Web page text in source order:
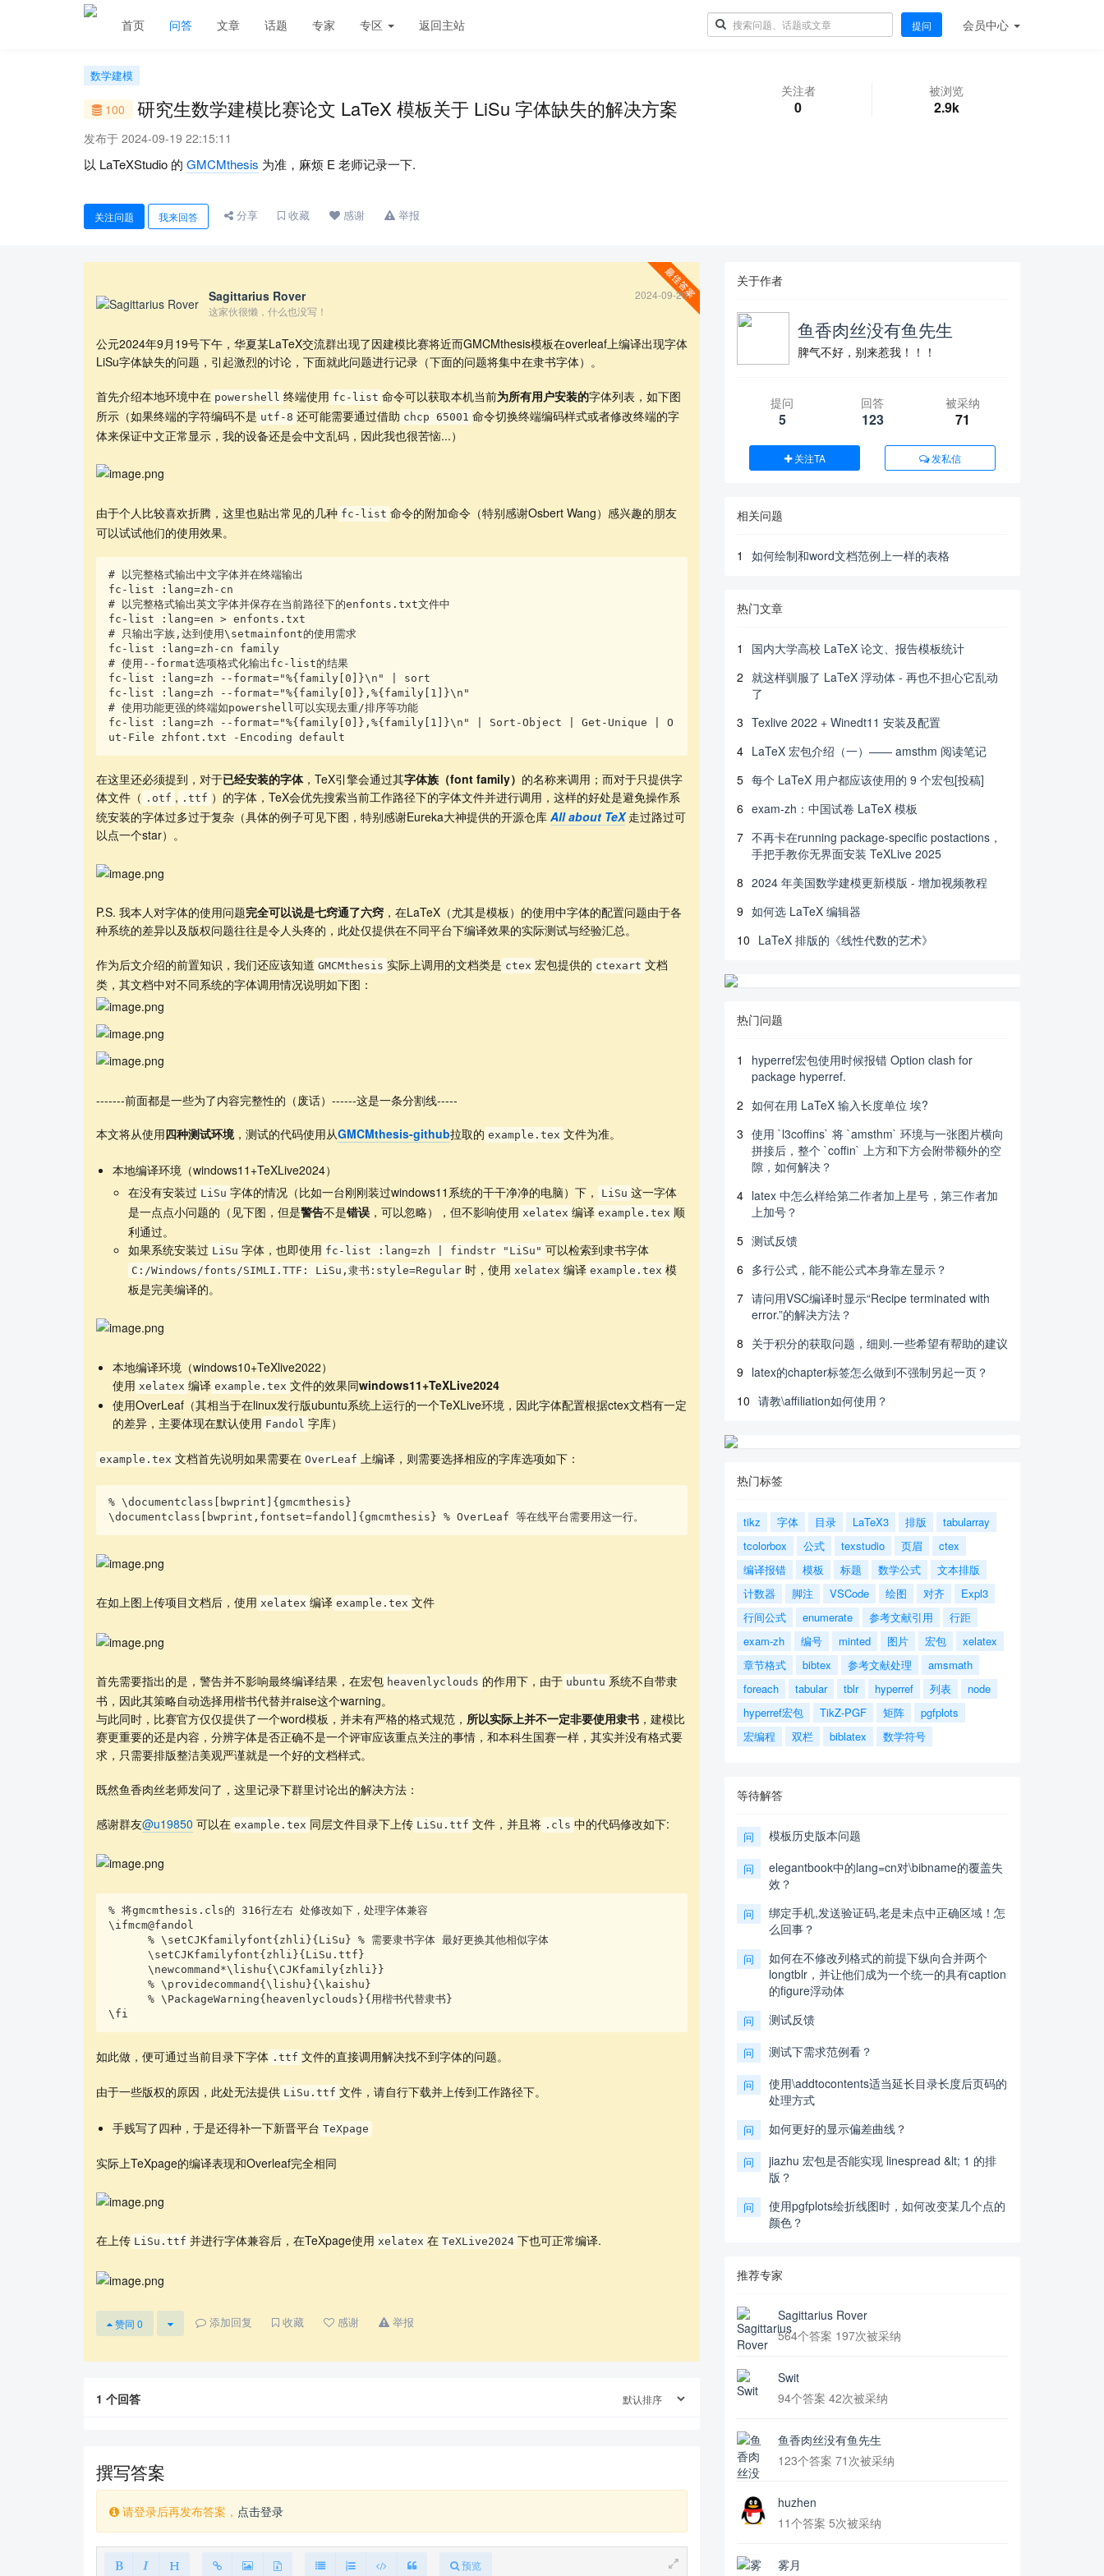
首页 问答 文章 话题 专家 专区 返回主站 提问 会员中心
数学建模
100 研究生数学建模比赛论文 LaTeX 模板关于 LiSu 字体缺失的解决方案
发布于 2024-09-19 22:15:11
以 LaTeXStudio 的 GMCMthesis 为准，麻烦 E 老师记录一下.
查看更多
关注者
0
被浏览
2.9k
关注问题 我来回答 分享 收藏 感谢 举报
Sagittarius Rover
2024-09-20
这家伙很懒，什么也没写！
公元2024年9月19号下午，华夏某LaTeX交流群出现了因建模比赛将近而GMCMthesis模板在overleaf上编译出现字体
LiSu字体缺失的问题，引起激烈的讨论，下面就此问题进行记录（下面的问题将集中在隶书字体）。
首先介绍本地环境中在 powershell 终端使用 fc-list 命令可以获取本机当前为所有用户安装的字体列表，如下图
所示（如果终端的字符编码不是 utf-8 还可能需要通过借助 chcp 65001 命令切换终端编码样式或者修改终端的字
体来保证中文正常显示，我的设备还是会中文乱码，因此我也很苦恼...）
由于个人比较喜欢折腾，这里也贴出常见的几种 fc-list 命令的附加命令（特别感谢Osbert Wang）感兴趣的朋友
可以试试他们的使用效果。
# 以完整格式输出中文字体并在终端输出
fc-list :lang=zh-cn
# 以完整格式输出英文字体并保存在当前路径下的enfonts.txt文件中
fc-list :lang=en > enfonts.txt
# 只输出字族,达到使用\setmainfont的使用需求
fc-list :lang=zh-cn family
# 使用--format选项格式化输出fc-list的结果
fc-list :lang=zh --format="%{family[0]}\n" | sort
fc-list :lang=zh --format="%{family[0]},%{family[1]}\n"
# 使用功能更强的终端如powershell可以实现去重/排序等功能
fc-list :lang=zh --format="%{family[0]},%{family[1]}\n" | Sort-Object | Get-Unique | O
ut-File zhfont.txt -Encoding default
在这里还必须提到，对于已经安装的字体，TeX引擎会通过其字体族（font family） 的名称来调用；而对于只提供字
体文件（ .otf , .ttf ）的字体，TeX会优先搜索当前工作路径下的字体文件并进行调用，这样的好处是避免操作系
统安装的字体过多过于复杂（具体的例子可见下图，特别感谢Eureka大神提供的开源仓库 All about TeX走过路过可
以点一个star）。
P.S. 我本人对字体的使用问题完全可以说是七窍通了六窍 ，在LaTeX（尤其是模板）的使用中字体的配置问题由于各
种系统的差异以及版权问题往往是令人头疼的，此处仅提供在不同平台下编译效果的实际测试与经验汇总。
作为后文介绍的前置知识，我们还应该知道 GMCMthesis 实际上调用的文档类是 ctex 宏包提供的 ctexart 文档
类，其文档中对不同系统的字体调用情况说明如下图：
-------前面都是一些为了内容完整性的（废话）------这是一条分割线-----
本文将从使用四种测试环境，测试的代码使用从GMCMthesis-github拉取的 example.tex 文件为准。
本地编译环境（windows11+TeXLive2024）
在没有安装过 LiSu 字体的情况（比如一台刚刚装过windows11系统的干干净净的电脑）下， LiSu 这一字体
是一点点小问题的（见下图，但是警告不是错误 ，可以忽略），但不影响使用 xelatex 编译 example.tex 顺
利通过。
如果系统安装过 LiSu 字体，也即使用 fc-list :lang=zh | findstr "LiSu" 可以检索到隶书字体
C:/Windows/fonts/SIMLI.TTF: LiSu,隶书:style=Regular 时，使用 xelatex 编译 example.tex 模
板是完美编译的。
本地编译环境（windows10+TeXlive2022）
使用 xelatex 编译 example.tex 文件的效果同windows11+TeXLive2024
使用OverLeaf（其相当于在linux发行版ubuntu系统上运行的一个TeXLive环境，因此字体配置根据ctex文档有一定
的差异，主要体现在默认使用 Fandol 字库）
example.tex 文档首先说明如果需要在 OverLeaf 上编译，则需要选择相应的字库选项如下：
% \documentclass[bwprint]{gmcmthesis}
\documentclass[bwprint,fontset=fandol]{gmcmthesis} % OverLeaf 等在线平台需要用这一行。
在如上图上传项目文档后，使用 xelatex 编译 example.tex 文件
首先需要指出的是，警告并不影响最终编译结果，在宏包 heavenlyclouds 的作用下，由于 ubuntu 系统不自带隶
书，因此其策略自动选择用楷书代替并raise这个warning。
与此同时，比赛官方仅仅提供了一个word模板，并未有严格的格式规范， 所以实际上并不一定非要使用隶书 ，建模比
赛更重要的还是内容，分辨字体是否正确不是一个评审应该重点关注的事情，和本科生国赛一样，其实并没有格式要
求，只需要排版整洁美观严谨就是一个好的文档样式。
既然鱼香肉丝老师发问了，这里记录下群里讨论出的解决方法：
感谢群友@u19850 可以在 example.tex 同层文件目录下上传 LiSu.ttf 文件，并且将 .cls 中的代码修改如下:
% 将gmcmthesis.cls的 316行左右 处修改如下，处理字体兼容
\ifmcm@fandol
      % \setCJKfamilyfont{zhli}{LiSu} % 需要隶书字体 最好更换其他相似字体
      \setCJKfamilyfont{zhli}{LiSu.ttf}
      \newcommand*\lishu{\CJKfamily{zhli}}
      % \providecommand{\lishu}{\kaishu}
      % \PackageWarning{heavenlyclouds}{用楷书代替隶书}
\fi
如此做，便可通过当前目录下字体 .ttf 文件的直接调用解决找不到字体的问题。
由于一些版权的原因，此处无法提供 LiSu.ttf 文件，请自行下载并上传到工作路径下。
手贱写了四种，于是还得补一下新晋平台 TeXpage
实际上TeXpage的编译表现和Overleaf完全相同
在上传 LiSu.ttf 并进行字体兼容后，在TeXpage使用 xelatex 在 TeXLive2024 下也可正常编译.
赞同 0 添加回复 收藏 感谢 举报
1 个回答
撰写答案
请登录后再发布答案， 点击登录
预览
关于作者
鱼香肉丝没有鱼先生
脾气不好，别来惹我！！！
提问
5
回答
123
被采纳
71
关注TA 发私信
相关问题
1 如何绘制和word文档范例上一样的表格
热门文章
1
国内大学高校 LaTeX 论文、报告模板统计
2 就这样驯服了 LaTeX 浮动体 - 再也不担心它乱动
了
3 Texlive 2022 + Winedt11 安装及配置
4 LaTeX 宏包介绍（一）—— amsthm 阅读笔记
5 每个 LaTeX 用户都应该使用的 9 个宏包[投稿]
6 exam-zh：中国试卷 LaTeX 模板
7 不再卡在running package-specific postactions，
手把手教你无界面安装 TeXLive 2025
8 2024 年美国数学建模更新模版 - 增加视频教程
9 如何选 LaTeX 编辑器
10 LaTeX 排版的《线性代数的艺术》
热门问题
1
hyperref宏包使用时候报错 Option clash for
package hyperref.
2 如何在用 LaTeX 输入长度单位 埃?
3 使用 `l3coffins` 将 `amsthm` 环境与一张图片横向
拼接后，整个 `coffin` 上方和下方会附带额外的空
隙，如何解决？
4 latex 中怎么样给第二作者加上星号，第三作者加
上加号？
5 测试反馈
6 多行公式，能不能公式本身靠左显示？
7 请问用VSC编译时显示“Recipe terminated with
error.”的解决方法？
8 关于积分的获取问题，细则.一些希望有帮助的建议
9 latex的chapter标签怎么做到不强制另起一页？
10 请教\affiliation如何使用？
热门标签
tikz 字体 目录 LaTeX3 排版
tabularray
tcolorbox
公式 texstudio 页眉
ctex
编译报错
模板 标题 数学公式
文本排版
计数器
脚注 VSCode 绘图 对齐
Expl3
行间公式
enumerate 参考文献引用
行距
exam-zh
编号 minted 图片 宏包
xelatex
章节格式
bibtex 参考文献处理
amsmath
foreach
tabular tblr hyperref 列表
node
hyperref宏包
TikZ-PGF 矩阵
pgfplots
宏编程
双栏 biblatex 数学符号
等待解答
问 模板历史版本问题
问
elegantbook中的lang=cn对\bibname的覆盖失
效？
问
绑定手机,发送验证码,老是未点中正确区域！怎
么回事？
问
如何在不修改列格式的前提下纵向合并两个
longtblr，并让他们成为一个统一的具有caption
的figure浮动体
问 测试反馈
问 测试下需求范例看？
问
使用\addtocontents适当延长目录长度后页码的
处理方式
问 如何更好的显示偏差曲线？
问
jiazhu 宏包是否能实现 linespread &lt; 1 的排
版？
问
使用pgfplots绘折线图时，如何改变某几个点的
颜色？
推荐专家
Sagittarius Rover
564个答案 197次被采纳
Swit
94个答案 42次被采纳
鱼香肉丝没有鱼先生
123个答案 71次被采纳
huzhen
11个答案 5次被采纳
雾月